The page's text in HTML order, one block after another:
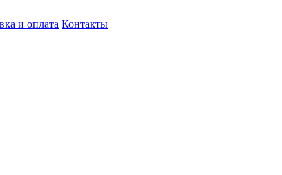
и оплата Контакты